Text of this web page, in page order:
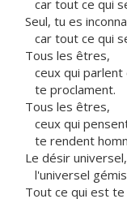
car tout ce qui
Seul, tu es
car tout ce qui
Tous les êtres,
ceux qui
te proclament.
Tous les êtres,
ceux qui
te rendent
Le désir universel,
l'universel
Tout ce qui est te